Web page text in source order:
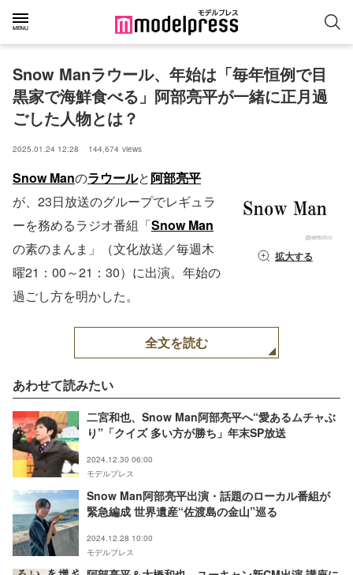
Snow Manラウール、年始は「毎年恒例で目
黒家で海鮮食べる」阿部亮平が一緒に正月過
ごした人物とは？
2025.01.24 12:28 144,674 views
拡大する
Snow Manのラウールと阿部亮平
が、23日放送のグループでレギュラ
ーを務めるラジオ番組「Snow Man
の素のまんま」（文化放送／毎週木
曜21：00～21：30）に出演。年始の
過ごし方を明かした。
全文を読む
あわせて読みたい
二宮和也、Snow Man阿部亮平へ“愛あるムチャぶ
り”「クイズ 多い方が勝ち」年末SP放送
2024.12.30 06:00
モデルプレス
Snow Man阿部亮平出演・話題のローカル番組が
緊急編成 世界遺産“佐渡島の金山”巡る
2024.12.28 10:00
モデルプレス